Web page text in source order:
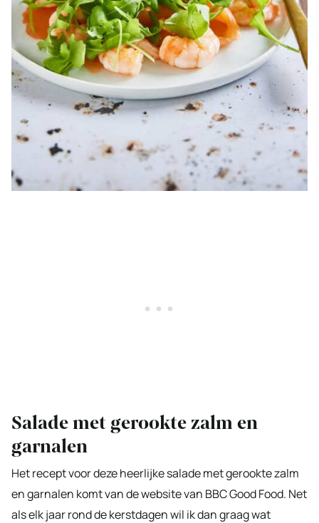
Salade met gerookte zalm en
garnalen
Het recept voor deze heerlijke salade met gerookte zalm
en garnalen komt van de website van BBC Good Food. Net
als elk jaar rond de kerstdagen wil ik dan graag wat